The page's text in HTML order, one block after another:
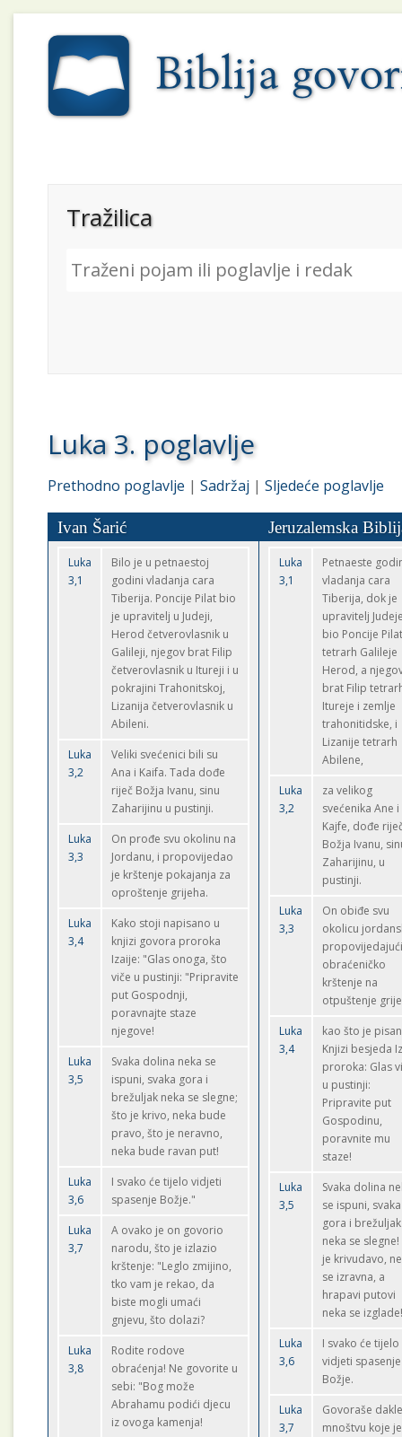
Tražilica
Luka 3. poglavlje
Prethodno poglavlje |Sadržaj |Sljedeće poglavlje
Ivan Šarić Jeruzalemska
Luka
3,1
Bilo je u petnaestoj
godini vladanja cara
Tiberija. Poncije Pilat bio
je upravitelj u Judeji,
Herod četverovlasnik u
Galileji, njegov brat Filip
četverovlasnik u Itureji i u
pokrajini Trahonitskoj,
Lizanija četverovlasnik u
Abileni.
Luka
3,2
Veliki svećenici bili su
Ana i Kaifa. Tada dođe
riječ Božja Ivanu, sinu
Zaharijinu u pustinji.
Luka
3,3
On prođe svu okolinu na
Jordanu, i propovijedao
je krštenje pokajanja za
oproštenje grijeha.
Luka
3,4
Kako stoji napisano u
knjizi govora proroka
Izaije: "Glas onoga, što
viče u pustinji: "Pripravite
put Gospodnji,
poravnajte staze
njegove!
Luka
3,5
Svaka dolina neka se
ispuni, svaka gora i
brežuljak neka se slegne;
što je krivo, neka bude
pravo, što je neravno,
neka bude ravan put!
Luka
3,6
I svako će tijelo vidjeti
spasenje Božje."
Luka
3,7
A ovako je on govorio
narodu, što je izlazio
krštenje: "Leglo zmijino,
tko vam je rekao, da
biste mogli umaći
gnjevu, što dolazi?
Luka
3,8
Rodite rodove
obraćenja! Ne govorite u
sebi: "Bog može
Abrahamu podići djecu
iz ovoga kamenja!
Luka
3,1
Petnaeste
vladanja cara
Tiberija, dok je
upravitelj
bio Poncije
tetrarh Galileje
Herod, a
brat Filip
Itureje i zemlje
trahonitidske, i
Lizanije tetrarh
Abilene,
Luka
3,2
za velikog
svećenika Ane i
Kajfe, dođe
Božja Ivanu,
Zaharijinu, u
pustinji.
Luka
3,3
On obiđe svu
okolicu
obraćeničko
krštenje na
otpuštenje
Luka
3,4
kao što je
Knjizi besjeda
proroka: Glas
u pustinji:
Pripravite put
Gospodinu,
poravnite mu
staze!
Luka
3,5
Svaka dolina
se ispuni, svaka
gora i brežuljak
neka se
je krivudavo,
se izravna, a
hrapavi putovi
neka se
Luka
3,6
I svako će tijelo
vidjeti spasenje
Božje.
Luka
3,7
Govoraše
mnoštvu koje je